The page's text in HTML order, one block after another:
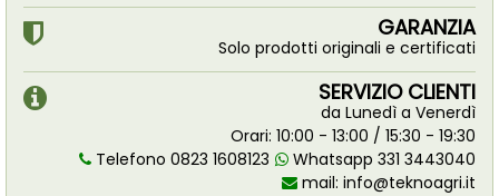
GARANZIA
Solo prodotti originali e certificati
SERVIZIO CLIENTI
da Lunedì a Venerdì
Orari: 10:00 - 13:00 / 15:30 - 19:30
Telefono 0823 1608123
Whatsapp 331 3443040
mail: info@teknoagri.it